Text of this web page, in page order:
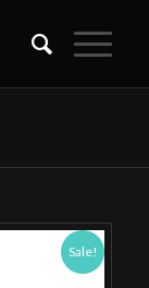
Sale!